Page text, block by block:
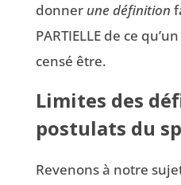
donner une définition
PARTIELLE de ce
censé être.
Limites des
postulats du
Revenons à notre